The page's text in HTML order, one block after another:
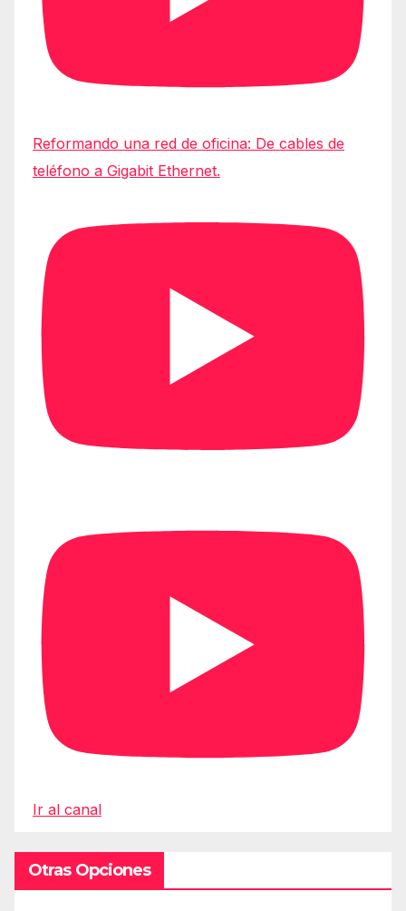
Reformando una red de oficina: De cables de
teléfono a Gigabit Ethernet.
Ir al canal
Otras Opciones